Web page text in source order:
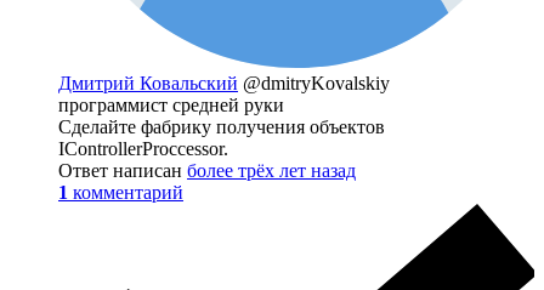
Дмитрий Ковальский @dmitryKovalskiy
программист средней руки
Сделайте фабрику получения объектов
IControllerProccessor.
Ответ написан более трёх лет назад
1 комментарий